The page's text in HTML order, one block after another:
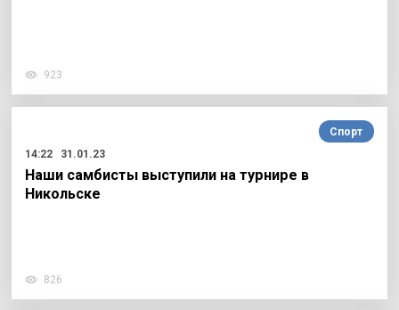
923
Спорт
14:22
31.01.23
Наши самбисты выступили на турнире в
Никольске
826